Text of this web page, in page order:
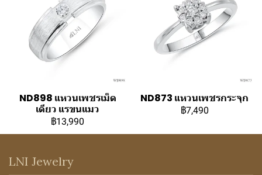
ND898 แหวนเพชรเม็ด
เดียว แรขนแมว
฿13,990
ND873 แหวนเพชรกระจุก
฿7,490
LNI Jewelry